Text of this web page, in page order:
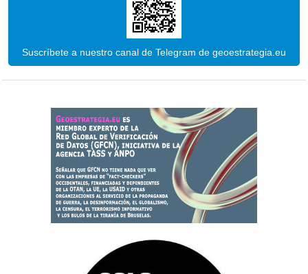
Suscríbete a nuestro canal de Telegram de geoestrategia.eu